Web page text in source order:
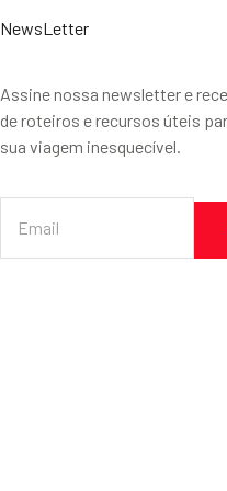
NewsLetter
Assine nossa newsletter e
de roteiros e recursos úteis
sua viagem inesquecível.